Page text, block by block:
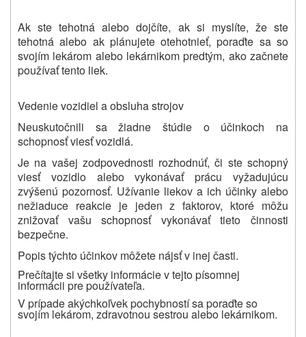
Ak ste tehotná alebo dojčíte, ak si myslíte, že ste
tehotná alebo ak plánujete otehotnieť, poraďte sa so
svojím lekárom alebo lekárnikom predtým, ako začnete
používať tento liek.
Vedenie vozidiel a obsluha strojov
Neuskutočnili sa žiadne štúdie o účinkoch na
schopnosť viesť vozidlá.
Je na vašej zodpovednosti rozhodnúť, či ste schopný
viesť vozidlo alebo vykonávať prácu vyžadujúcu
zvýšenú pozornosť. Užívanie liekov a ich účinky alebo
nežiaduce reakcie je jeden z faktorov, ktoré môžu
znižovať vašu schopnosť vykonávať tieto činnosti
bezpečne.
Popis týchto účinkov môžete nájsť v inej časti.
Prečítajte si všetky informácie v tejto písomnej
informácii pre používateľa.
V prípade akýchkoľvek pochybností sa poraďte so
svojím lekárom, zdravotnou sestrou alebo lekárnikom.